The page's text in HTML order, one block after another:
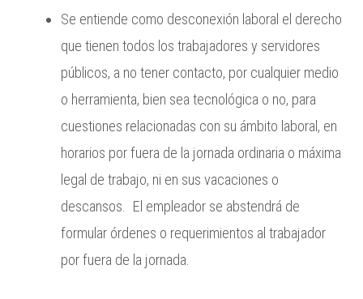
Se entiende como desconexión laboral el derecho
que tienen todos los trabajadores y servidores
públicos, a no tener contacto, por cualquier medio
o herramienta, bien sea tecnológica o no, para
cuestiones relacionadas con su ámbito laboral, en
horarios por fuera de la jornada ordinaria o máxima
legal de trabajo, ni en sus vacaciones o
descansos. El empleador se abstendrá de
formular órdenes o requerimientos al trabajador
por fuera de la jornada.